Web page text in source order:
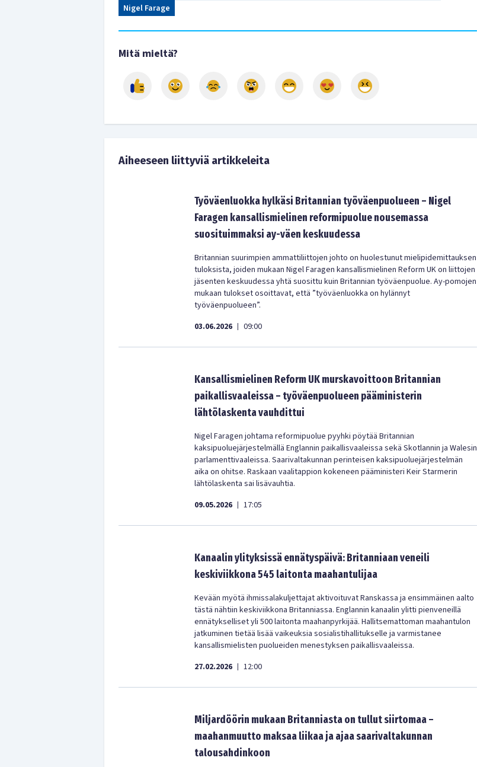
Nigel Farage
Mitä mieltä?
Aiheeseen liittyviä artikkeleita
Työväenluokka hylkäsi Britannian työväenpuolueen – Nigel
Faragen kansallismielinen reformipuolue nousemassa
suosituimmaksi ay-väen keskuudessa
Britannian suurimpien ammattiliittojen johto on huolestunut mielipidemittauksen
tuloksista, joiden mukaan Nigel Faragen kansallismielinen Reform UK on liittojen
jäsenten keskuudessa yhtä suosittu kuin Britannian työväenpuolue. Ay-pomojen
mukaan tulokset osoittavat, että ”työväenluokka on hylännyt
työväenpuolueen”.
03.06.2026 | 09:00
Kansallismielinen Reform UK murskavoittoon Britannian
paikallisvaaleissa – työväenpuolueen pääministerin
lähtölaskenta vauhdittui
Nigel Faragen johtama reformipuolue pyyhki pöytää Britannian
kaksipuoluejärjestelmällä Englannin paikallisvaaleissa sekä Skotlannin ja Walesin
parlamenttivaaleissa. Saarivaltakunnan perinteisen kaksipuoluejärjestelmän
aika on ohitse. Raskaan vaalitappion kokeneen pääministeri Keir Starmerin
lähtölaskenta sai lisävauhtia.
09.05.2026 | 17:05
Kanaalin ylityksissä ennätyspäivä: Britanniaan veneili
keskiviikkona 545 laitonta maahantulijaa
Kevään myötä ihmissalakuljettajat aktivoituvat Ranskassa ja ensimmäinen aalto
tästä nähtiin keskiviikkona Britanniassa. Englannin kanaalin ylitti pienveneillä
ennätykselliset yli 500 laitonta maahanpyrkijää. Hallitsemattoman maahantulon
jatkuminen tietää lisää vaikeuksia sosialistihallitukselle ja varmistanee
kansallismielisten puolueiden menestyksen paikallisvaaleissa.
27.02.2026 | 12:00
Miljardöörin mukaan Britanniasta on tullut siirtomaa –
maahanmuutto maksaa liikaa ja ajaa saarivaltakunnan
talousahdinkoon